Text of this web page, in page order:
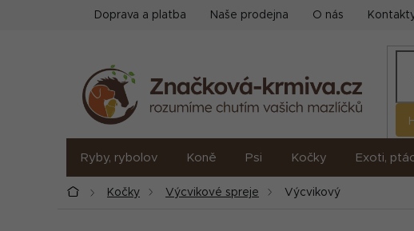
Doprava a platba Naše prodejna O nás
Ryby, rybolov Koně Psi Kočky Exoti,
DomůKočky Výcvikové spreje Výcvikový